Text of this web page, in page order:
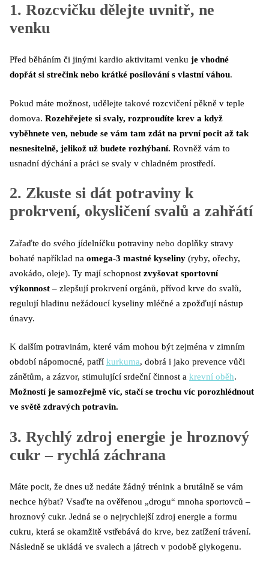
1. Rozcvičku dělejte uvnitř, ne
venku
Před běháním či jinými kardio aktivitami venku je vhodné
dopřát si strečink nebo krátké posilování s vlastní váhou.
Pokud máte možnost, udělejte takové rozcvičení pěkně v teple
domova. Rozehřejete si svaly, rozproudíte krev a když
vyběhnete ven, nebude se vám tam zdát na první pocit až tak
nesnesitelně, jelikož už budete rozhýbaní. Rovněž vám to
usnadní dýchání a práci se svaly v chladném prostředí.
2. Zkuste si dát potraviny k
prokrvení, okysličení svalů a zahřátí
Zařaďte do svého jídelníčku potraviny nebo doplňky stravy
bohaté například na omega-3 mastné kyseliny (ryby, ořechy,
avokádo, oleje). Ty mají schopnost zvyšovat sportovní
výkonnost – zlepšují prokrvení orgánů, přívod krve do svalů,
regulují hladinu nežádoucí kyseliny mléčné a zpožďují nástup
únavy.
K dalším potravinám, které vám mohou být zejména v zimním
období nápomocné, patří kurkuma, dobrá i jako prevence vůči
zánětům, a zázvor, stimulující srdeční činnost a krevní oběh.
Možností je samozřejmě víc, stačí se trochu víc porozhlédnout
ve světě zdravých potravin.
3. Rychlý zdroj energie je hroznový
cukr – rychlá záchrana
Máte pocit, že dnes už nedáte žádný trénink a brutálně se vám
nechce hýbat? Vsaďte na ověřenou „drogu“ mnoha sportovců –
hroznový cukr. Jedná se o nejrychlejší zdroj energie a formu
cukru, která se okamžitě vstřebává do krve, bez zatížení trávení.
Následně se ukládá ve svalech a játrech v podobě glykogenu.